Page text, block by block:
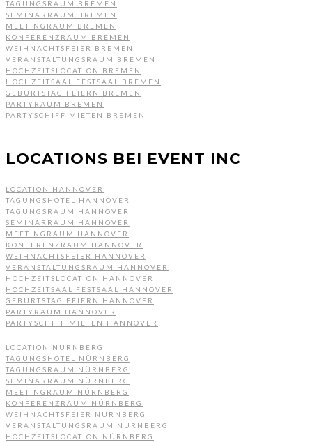
TAGUNGSRAUM BREMEN
SEMINARRAUM BREMEN
MEETINGRAUM BREMEN
KONFERENZRAUM BREMEN
WEIHNACHTSFEIER BREMEN
VERANSTALTUNGSRAUM BREMEN
HOCHZEITSLOCATION BREMEN
HOCHZEITSAAL FESTSAAL BREMEN
GEBURTSTAG FEIERN BREMEN
PARTYRAUM BREMEN
PARTYSCHIFF MIETEN BREMEN
LOCATIONS BEI EVENT INC
LOCATION HANNOVER
TAGUNGSHOTEL HANNOVER
TAGUNGSRAUM HANNOVER
SEMINARRAUM HANNOVER
MEETINGRAUM HANNOVER
KONFERENZRAUM HANNOVER
WEIHNACHTSFEIER HANNOVER
VERANSTALTUNGSRAUM HANNOVER
HOCHZEITSLOCATION HANNOVER
HOCHZEITSAAL FESTSAAL HANNOVER
GEBURTSTAG FEIERN HANNOVER
PARTYRAUM HANNOVER
PARTYSCHIFF MIETEN HANNOVER
LOCATION NÜRNBERG
TAGUNGSHOTEL NÜRNBERG
TAGUNGSRAUM NÜRNBERG
SEMINARRAUM NÜRNBERG
MEETINGRAUM NÜRNBERG
KONFERENZRAUM NÜRNBERG
WEIHNACHTSFEIER NÜRNBERG
VERANSTALTUNGSRAUM NÜRNBERG
HOCHZEITSLOCATION NÜRNBERG